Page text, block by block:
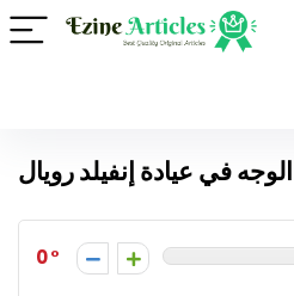
في عيادة إنفيلد رويال
0